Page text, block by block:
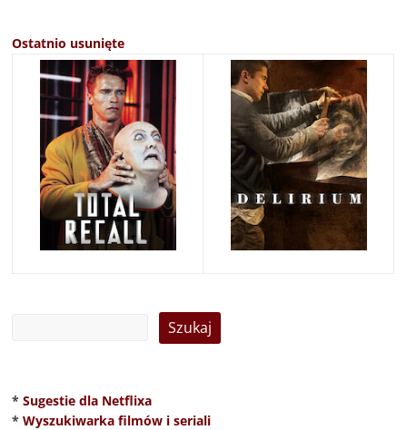
Ostatnio usunięte
* Sugestie dla Netflixa
* Wyszukiwarka filmów i seriali